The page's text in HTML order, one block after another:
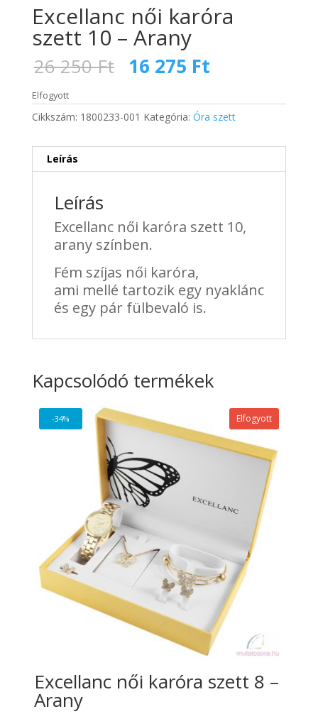
Excellanc női karóra
szett 10 – Arany
26 250Ft Original
price
was:
26
250 Ft.
16 275 Ft
is:
16
Elfogyott
Cikkszám: 1800233-001 Kategória: Óra szett
Leírás
Leírás
Excellanc női karóra szett 10,
arany színben.
Fém szíjas női karóra,
ami mellé tartozik egy nyaklánc
és egy pár fülbevaló is.
Kapcsolódó termékek
-34% Elfogyott
Excellanc női karóra szett 8 –
Arany